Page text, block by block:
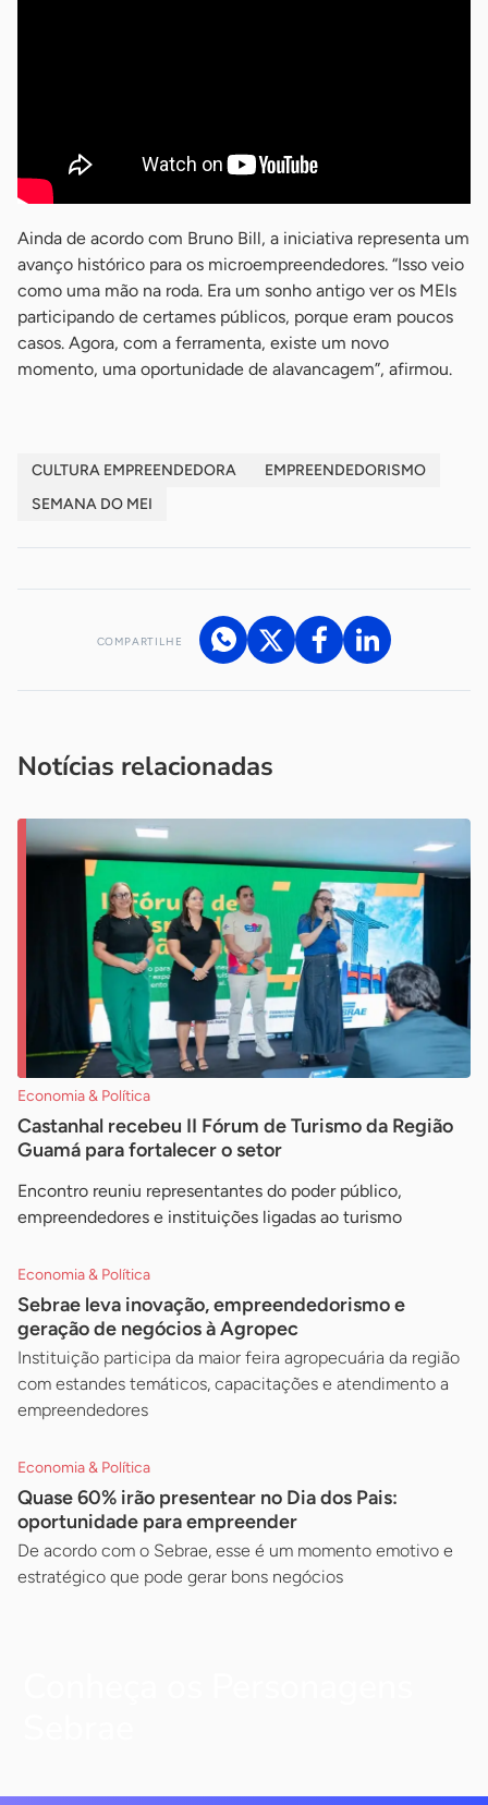
Ainda de acordo com Bruno Bill, a iniciativa representa um
avanço histórico para os microempreendedores. “Isso veio
como uma mão na roda. Era um sonho antigo ver os MEIs
participando de certames públicos, porque eram poucos
casos. Agora, com a ferramenta, existe um novo
momento, uma oportunidade de alavancagem”, afirmou.
CULTURA EMPREENDEDORA
EMPREENDEDORISMO
SEMANA DO MEI
COMPARTILHE
Notícias relacionadas
Economia & Política
Castanhal recebeu II Fórum de Turismo da Região
Guamá para fortalecer o setor
Encontro reuniu representantes do poder público,
empreendedores e instituições ligadas ao turismo
Economia & Política
Sebrae leva inovação, empreendedorismo e
geração de negócios à Agropec
Instituição participa da maior feira agropecuária da região
com estandes temáticos, capacitações e atendimento a
empreendedores
Economia & Política
Quase 60% irão presentear no Dia dos Pais:
oportunidade para empreender
De acordo com o Sebrae, esse é um momento emotivo e
estratégico que pode gerar bons negócios